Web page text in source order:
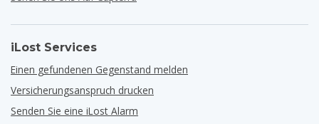
iLost Services
Einen gefundenen Gegenstand melden
Versicherungsanspruch drucken
Senden Sie eine iLost Alarm